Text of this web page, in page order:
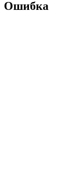
Ошибка